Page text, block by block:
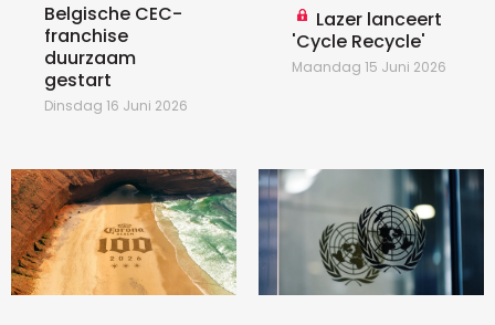
Belgische CEC-
franchise
duurzaam
gestart
Dinsdag 16 Juni 2026
Lazer lanceert
'Cycle Recycle'
Maandag 15 Juni 2026